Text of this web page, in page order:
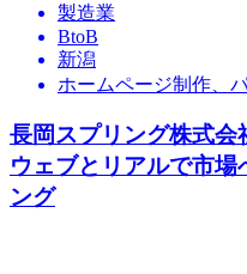
製造業
BtoB
新潟
ホームページ制作、
長岡スプリング株式会
ウェブとリアルで市場
ング